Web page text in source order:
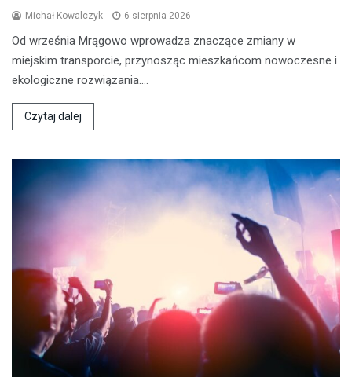
Michał Kowalczyk 6 sierpnia 2026
Od września Mrągowo wprowadza znaczące zmiany w
miejskim transporcie, przynosząc mieszkańcom nowoczesne i
ekologiczne rozwiązania.…
Czytaj dalej